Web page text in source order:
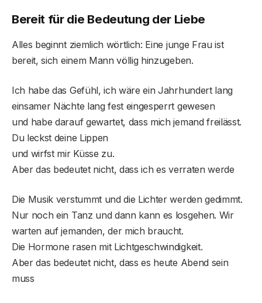
Bereit für die Bedeutung der Liebe
Alles beginnt ziemlich wörtlich: Eine junge Frau ist
bereit, sich einem Mann völlig hinzugeben.
Ich habe das Gefühl, ich wäre ein Jahrhundert lang
einsamer Nächte lang fest eingesperrt gewesen
und habe darauf gewartet, dass mich jemand freilässt.
Du leckst deine Lippen
und wirfst mir Küsse zu.
Aber das bedeutet nicht, dass ich es verraten werde
Die Musik verstummt und die Lichter werden gedimmt.
Nur noch ein Tanz und dann kann es losgehen. Wir
warten auf jemanden, der mich braucht.
Die Hormone rasen mit Lichtgeschwindigkeit.
Aber das bedeutet nicht, dass es heute Abend sein
muss